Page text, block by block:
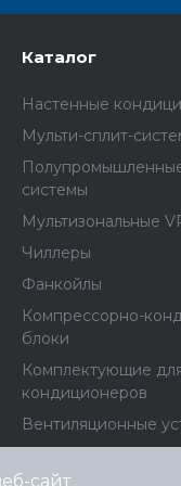
Каталог
Настенные
Мульти-сплит-
системы
Мультизональные
Чиллеры
Фанкойлы
Компрессорно-
блоки
Комплектующие
кондиционеров
Вентиляционные
сайт